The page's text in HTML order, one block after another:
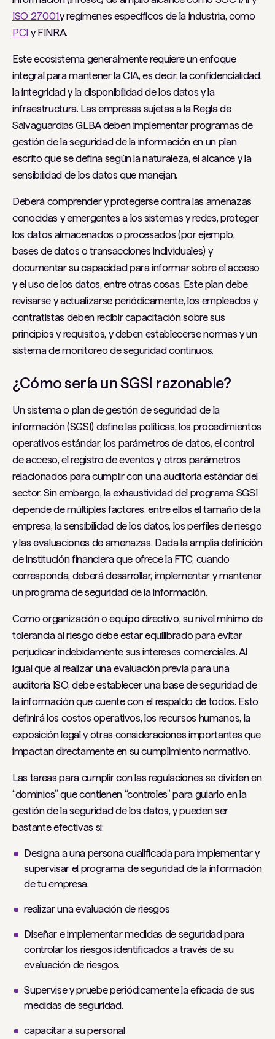
ISO 27001y regímenes específicos de la industria, como
PCIy FINRA.
Este ecosistema generalmente requiere un enfoque
integral para mantener la CIA, es decir, la confidencialidad,
la integridad y la disponibilidad de los datos y la
infraestructura. Las empresas sujetas a la Regla de
Salvaguardias GLBA deben implementar programas de
gestión de la seguridad de la información en un plan
escrito que se defina según la naturaleza, el alcance y la
sensibilidad de los datos que manejan.
Deberá comprender y protegerse contra las amenazas
conocidas y emergentes a los sistemas y redes, proteger
los datos almacenados o procesados ​​(por ejemplo,
bases de datos o transacciones individuales) y
documentar su capacidad para informar sobre el acceso
y el uso de los datos, entre otras cosas. Este plan debe
revisarse y actualizarse periódicamente, los empleados y
contratistas deben recibir capacitación sobre sus
principios y requisitos, y deben establecerse normas y un
sistema de monitoreo de seguridad continuos.
¿Cómo sería un SGSI razonable?
Un sistema o plan de gestión de seguridad de la
información (SGSI) define las políticas, los procedimientos
operativos estándar, los parámetros de datos, el control
de acceso, el registro de eventos y otros parámetros
relacionados para cumplir con una auditoría estándar del
sector. Sin embargo, la exhaustividad del programa SGSI
depende de múltiples factores, entre ellos el tamaño de la
empresa, la sensibilidad de los datos, los perfiles de riesgo
y las evaluaciones de amenazas. Dada la amplia definición
de institución financiera que ofrece la FTC, cuando
corresponda, deberá desarrollar, implementar y mantener
un programa de seguridad de la información.
Como organización o equipo directivo, su nivel mínimo de
tolerancia al riesgo debe estar equilibrado para evitar
perjudicar indebidamente sus intereses comerciales. Al
igual que al realizar una evaluación previa para una
auditoría ISO, debe establecer una base de seguridad de
la información que cuente con el respaldo de todos. Esto
definirá los costos operativos, los recursos humanos, la
exposición legal y otras consideraciones importantes que
impactan directamente en su cumplimiento normativo.
Las tareas para cumplir con las regulaciones se dividen en
“dominios” que contienen “controles” para guiarlo en la
gestión de la seguridad de los datos, y pueden ser
bastante efectivas si:
Designa a una persona cualificada para implementar y
supervisar el programa de seguridad de la información
de tu empresa.
realizar una evaluación de riesgos
Diseñar e implementar medidas de seguridad para
controlar los riesgos identificados a través de su
evaluación de riesgos.
Supervise y pruebe periódicamente la eficacia de sus
medidas de seguridad.
capacitar a su personal